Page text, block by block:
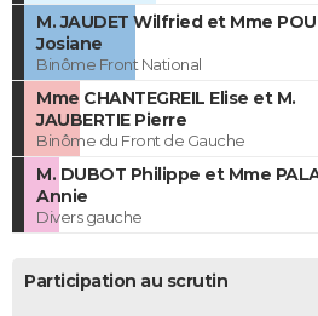
M. JAUDET Wilfried et Mme
Josiane
Binôme Front National
Mme CHANTEGREIL Elise et M.
JAUBERTIE Pierre
Binôme du Front de Gauche
M. DUBOT Philippe et Mme
Annie
Divers gauche
Participation au scrutin